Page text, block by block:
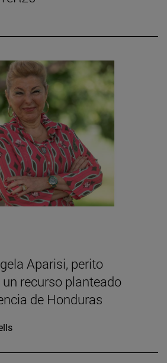
Aparisi, perito
recurso planteado
de Honduras